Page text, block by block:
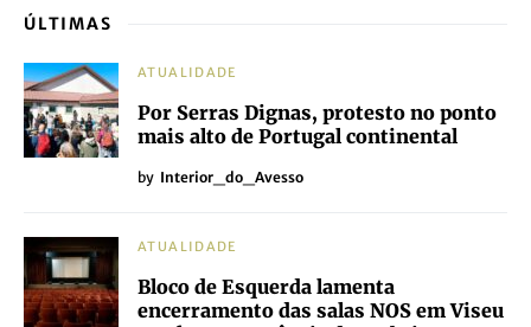
ÚLTIMAS
ATUALIDADE
Por Serras Dignas, protesto no ponto
mais alto de Portugal continental
by Interior_do_Avesso
ATUALIDADE
Bloco de Esquerda lamenta
encerramento das salas NOS em Viseu